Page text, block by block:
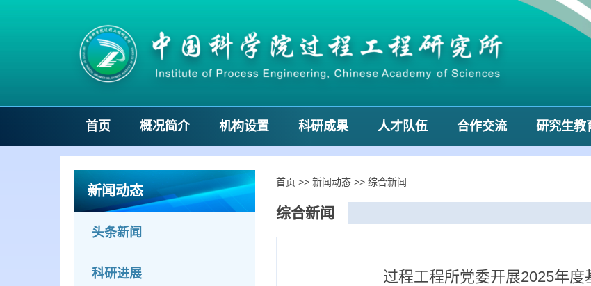
首页 概况简介 机构设置 科研成果 人才队伍 合作交流 研究生教
新闻动态
头条新闻
科研进展
首页 >> 新闻动态 >> 综合新闻
综合新闻
过程工程所党委开展2025年